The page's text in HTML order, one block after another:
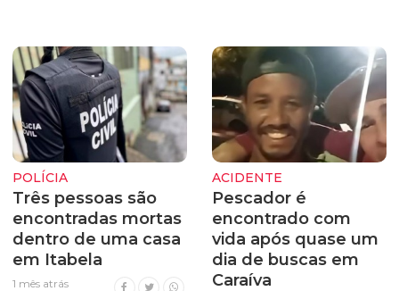
POLÍCIA
Três pessoas são
encontradas mortas
dentro de uma casa
em Itabela
1 mês atrás
ACIDENTE
Pescador é
encontrado com
vida após quase um
dia de buscas em
Caraíva